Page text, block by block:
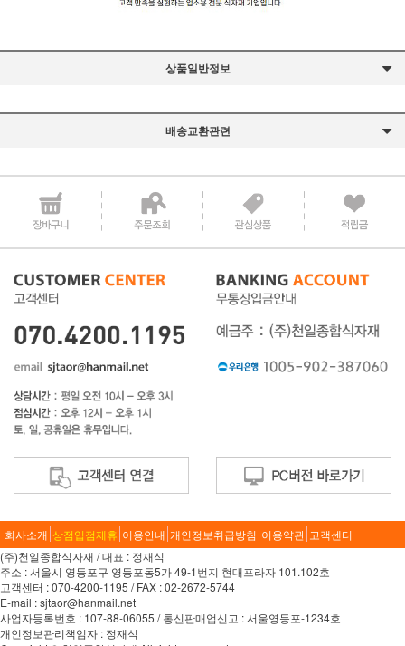
상품일반정보
배송교환관련
회사소개 상점입점제휴 이용안내 개인정보취급방침 이용약관 고객센터
(주)천일종합식자재 / 대표 : 정재식
주소 : 서울시 영등포구 영등포동5가 49-1번지 현대프라자 101.102호
고객센터 : 070-4200-1195 / FAX : 02-2672-5744
E-mail : sjtaor@hanmail.net
사업자등록번호 : 107-88-06055 / 통신판매업신고 : 서울영등포-1234호
개인정보관리책임자 : 정재식